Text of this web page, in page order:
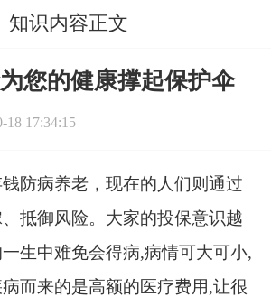
知识内容正文
您的健康撑起保护伞
18 17:34:15
防病养老，现在的人们则通过
抵御风险。大家的投保意识越
生中难免会得病,病情可大可小,
而来的是高额的医疗费用,让很